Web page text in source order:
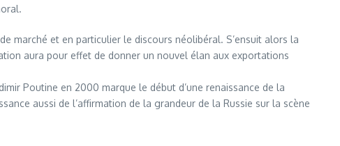
marché et en particulier le discours néolibéral. S’ensuit alors la
aura pour effet de donner un nouvel élan aux exportations
Poutine en 2000 marque le début d’une renaissance de la
aussi de l’affirmation de la grandeur de la Russie sur la scène